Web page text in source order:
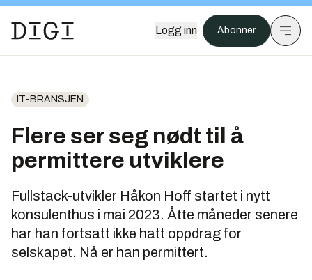
Logg inn Abonner
IT-BRANSJEN
Flere ser seg nødt til å
permittere utviklere
Fullstack-utvikler Håkon Hoff startet i nytt
konsulenthus i mai 2023. Åtte måneder senere
har han fortsatt ikke hatt oppdrag for
selskapet. Nå er han permittert.